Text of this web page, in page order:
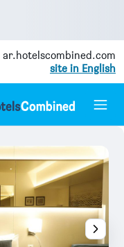
ar.hotelscombined.com
site in English